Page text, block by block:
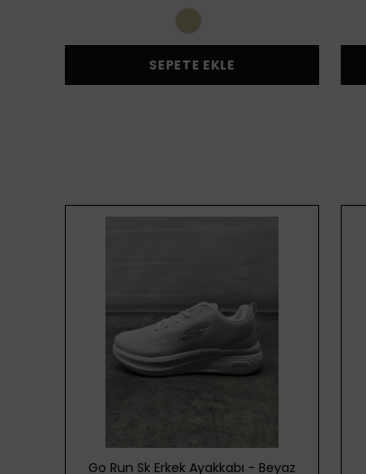
SEPETE EKLE
Go Run Sk Erkek Ayakkabı - Beyaz